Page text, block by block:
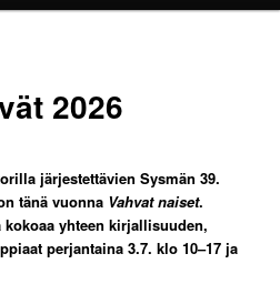
2026
järjestettävien Sysmän 39.
tänä vuonna Vahvat naiset.
yhteen kirjallisuuden,
perjantaina 3.7. klo 10–17 ja